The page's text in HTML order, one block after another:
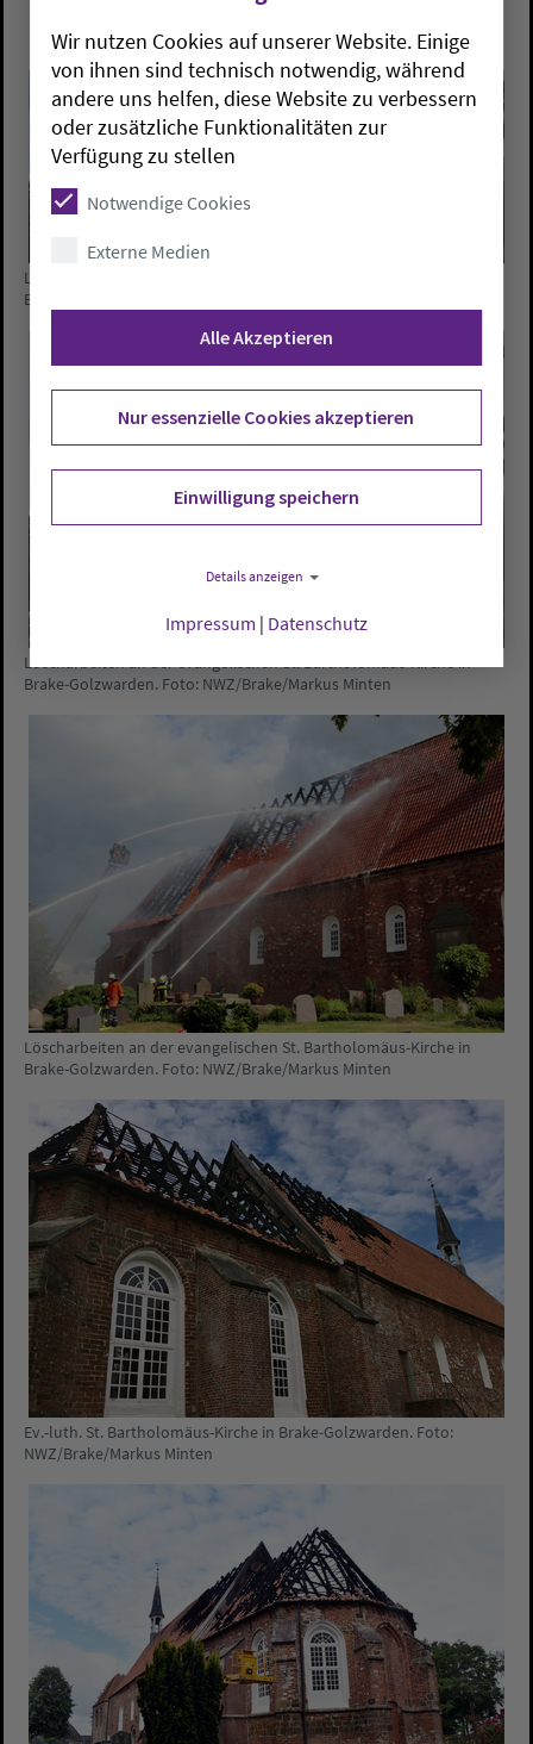
Löscharbeiten an der evangelischen St. Bartholomäus-Kirche in
Brake-Golzwarden. Alle Fotos: NWZ/Brake/Markus Minten
Löscharbeiten an der evangelischen St. Bartholomäus-Kirche in
Brake-Golzwarden. Foto: NWZ/Brake/Markus Minten
Löscharbeiten an der evangelischen St. Bartholomäus-Kirche in
Brake-Golzwarden. Foto: NWZ/Brake/Markus Minten
Ev.-luth. St. Bartholomäus-Kirche in Brake-Golzwarden. Foto:
NWZ/Brake/Markus Minten
Wir nutzen Cookies auf unserer Website. Einige
von ihnen sind technisch notwendig, während
andere uns helfen, diese Website zu verbessern
oder zusätzliche Funktionalitäten zur
Verfügung zu stellen
Notwendige Cookies
Externe Medien
Alle Akzeptieren
Nur essenzielle Cookies akzeptieren
Einwilligung speichern
Details anzeigen
Impressum | Datenschutz